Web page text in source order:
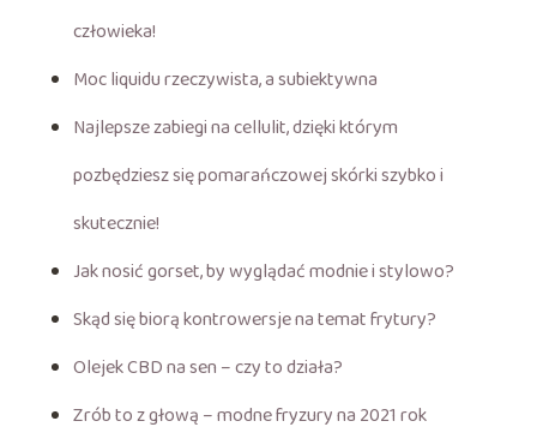
człowieka!
Moc liquidu rzeczywista, a subiektywna
Najlepsze zabiegi na cellulit, dzięki którym
pozbędziesz się pomarańczowej skórki szybko i
skutecznie!
Jak nosić gorset, by wyglądać modnie i stylowo?
Skąd się biorą kontrowersje na temat frytury?
Olejek CBD na sen – czy to działa?
Zrób to z głową – modne fryzury na 2021 rok